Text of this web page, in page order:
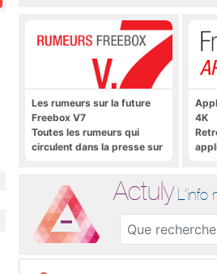
Les rumeurs sur la future
Freebox V7
Toutes les rumeurs qui
circulent dans la presse sur
4K
Actuly L'info